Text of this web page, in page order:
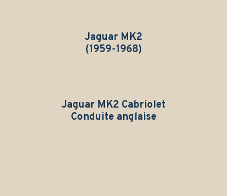
Jaguar MK2
(1959-1968)
Jaguar MK2 Cabriolet
Conduite anglaise